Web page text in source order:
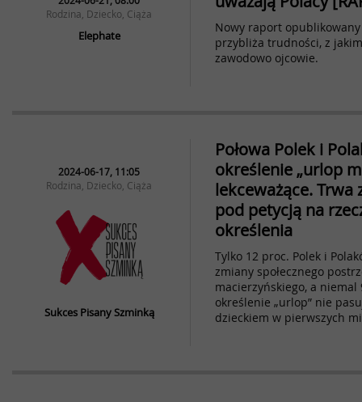
Rodzina, Dziecko, Ciąża
Elephate
Nowy raport
przybliża trudności, z
zawodowo ojcowie.
2024-06-17, 11:05
Rodzina, Dziecko, Ciąża
Sukces Pisany Szminką
Połowa Polek i
określenie „urlop
lekceważące.
pod petycją na
określenia
Tylko 12 proc. Polek i
zmiany społecznego
macierzyńskiego, a niemal
określenie „urlop” nie
dzieckiem w pierwszych